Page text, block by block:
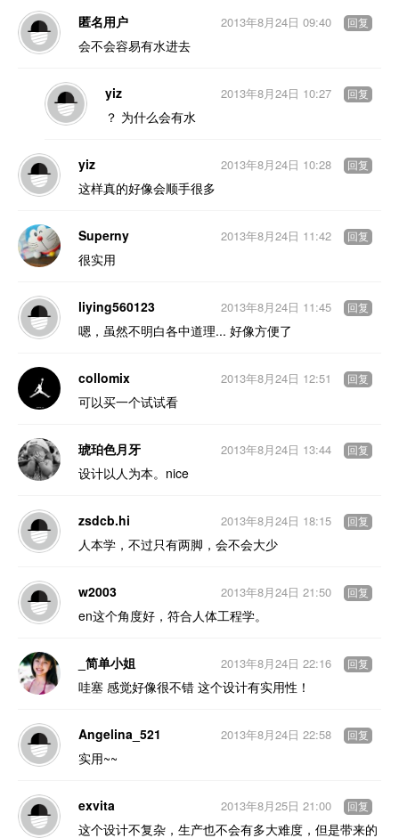
匿名用户
会不会容易有水进去
2013年8月24日 09:40 回复
yiz
？ 为什么会有水
2013年8月24日 10:27 回复
yiz
这样真的好像会顺手很多
2013年8月24日 10:28 回复
Superny
很实用
2013年8月24日 11:42 回复
liying560123
嗯，虽然不明白各中道理... 好像方便了
2013年8月24日 11:45 回复
collomix
可以买一个试试看
2013年8月24日 12:51 回复
琥珀色月牙
设计以人为本。nice
2013年8月24日 13:44 回复
zsdcb.hi
人本学，不过只有两脚，会不会大少
2013年8月24日 18:15 回复
w2003
en这个角度好，符合人体工程学。
2013年8月24日 21:50 回复
_简单小姐
哇塞 感觉好像很不错 这个设计有实用性！
2013年8月24日 22:16 回复
Angelina_521
实用~~
2013年8月24日 22:58 回复
exvita
这个设计不复杂，生产也不会有多大难度，但是带来的
2013年8月25日 21:00 回复